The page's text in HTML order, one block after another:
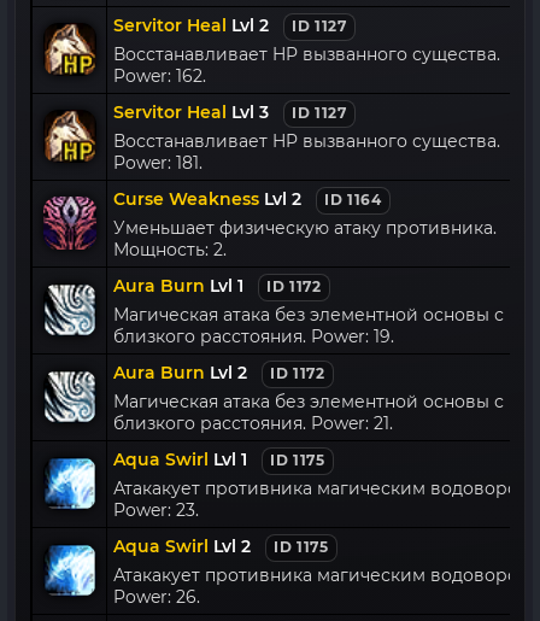
Servitor Heal Lvl 2 ID 1127
Восстанавливает HP вызванного существа.
Power: 162.
Servitor Heal Lvl 3 ID 1127
Восстанавливает HP вызванного существа.
Power: 181.
Curse Weakness Lvl 2 ID 1164
Уменьшает физическую атаку противника.
Мощность: 2.
Aura Burn Lvl 1 ID 1172
Магическая атака без элементной основы с
близкого расстояния. Power: 19.
Aura Burn Lvl 2 ID 1172
Магическая атака без элементной основы с
близкого расстояния. Power: 21.
Aqua Swirl Lvl 1 ID 1175
Атакакует противника магическим
Power: 23.
Aqua Swirl Lvl 2 ID 1175
Атакакует противника магическим
Power: 26.